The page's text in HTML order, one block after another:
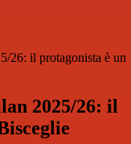
26: il protagonista è un
2025/26: il